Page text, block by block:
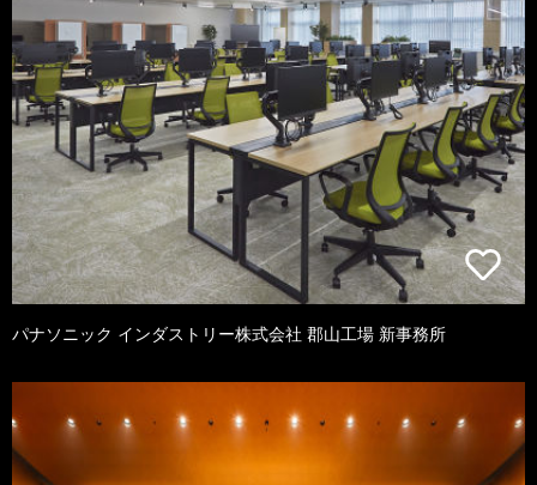
パナソニック インダストリー株式会社 郡山工場 新事務所